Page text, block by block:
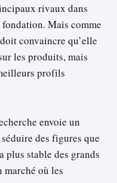
rivaux dans
Mais comme
convaincre qu’elle
les produits, mais
profils
envoie un
des figures que
plus stable des grands
marché où les